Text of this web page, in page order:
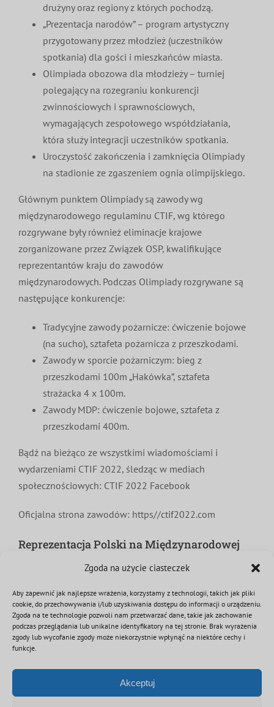
Zgoda na użycie ciasteczek
Aby zapewnić jak najlepsze wrażenia, korzystamy z technologii, takich jak pliki
cookie, do przechowywania i/lub uzyskiwania dostępu do informacji o urządzeniu.
Zgoda na te technologie pozwoli nam przetwarzać dane, takie jak zachowanie
podczas przeglądania lub unikalne identyfikatory na tej stronie. Brak wyrażenia
zgody lub wycofanie zgody może niekorzystnie wpłynąć na niektóre cechy i
funkcje.
Akceptuj
drużyny oraz regiony z których pochodzą.
„Prezentacja narodów” – program artystyczny
przygotowany przez młodzież (uczestników
spotkania) dla gości i mieszkańców miasta.
Olimpiada obozowa dla młodzieży – turniej
polegający na rozegraniu konkurencji
zwinnościowych i sprawnościowych,
wymagających zespołowego współdziałania,
która służy integracji uczestników spotkania.
Uroczystość zakończenia i zamknięcia Olimpiady
na stadionie ze zgaszeniem ognia olimpijskiego.
Głównym punktem Olimpiady są zawody wg
międzynarodowego regulaminu CTIF, wg którego
rozgrywane były również eliminacje krajowe
zorganizowane przez Związek OSP, kwalifikujące
reprezentantów kraju do zawodów
międzynarodowych. Podczas Olimpiady rozgrywane są
następujące konkurencje:
Tradycyjne zawody pożarnicze: ćwiczenie bojowe
(na sucho), sztafeta pożarnicza z przeszkodami.
Zawody w sporcie pożarniczym: bieg z
przeszkodami 100m „Hakówka”, sztafeta
strażacka 4 x 100m.
Zawody MDP: ćwiczenie bojowe, sztafeta z
przeszkodami 400m.
Bądź na bieżąco ze wszystkimi wiadomościami i
wydarzeniami CTIF 2022, śledząc w mediach
społecznościowych: CTIF 2022 Facebook
Oficjalna strona zawodów: https//ctif2022.com
Reprezentacja Polski na Międzynarodowej
dofinansowane ze środków Fundacji
ORLEN
13 lipca 2022 | Kategorie:Aktualności,MDP,OSP,Sport | Tagi:Celje
ctif,mdp